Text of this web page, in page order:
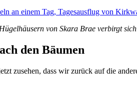
von Skara Brae verbirgt
den Bäumen
zusehen, dass wir zurück auf die